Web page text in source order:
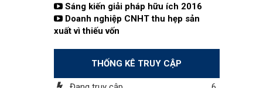
Sáng kiến giải pháp hữu ích 2016
Doanh nghiệp CNHT thu hẹp sản
xuất vì thiếu vốn
THỐNG KÊ TRUY CẬP